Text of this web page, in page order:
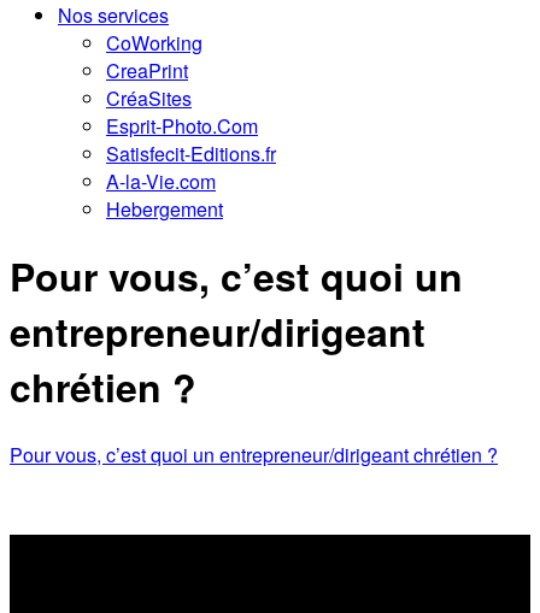
Nos services
CoWorking
CreaPrint
CréaSites
Esprit-Photo.Com
Satisfecit-Editions.fr
A-la-Vie.com
Hebergement
Pour vous, c’est quoi un
entrepreneur/dirigeant
chrétien ?
Pour vous, c’est quoi un entrepreneur/dirigeant chrétien ?